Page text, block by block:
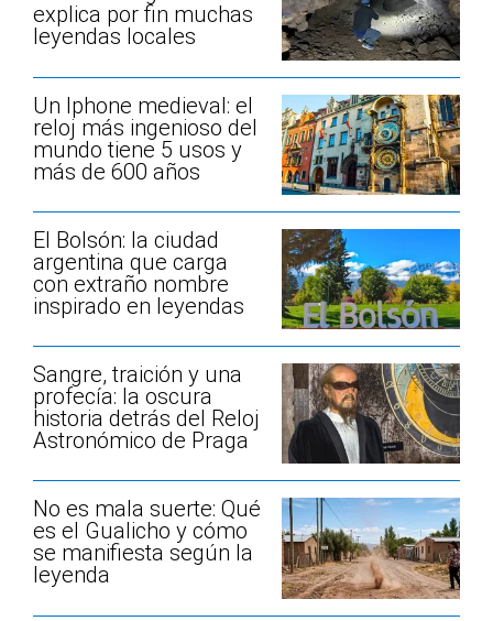
explica por fin muchas
leyendas locales
Un Iphone medieval: el
reloj más ingenioso del
mundo tiene 5 usos y
más de 600 años
El Bolsón: la ciudad
argentina que carga
con extraño nombre
inspirado en leyendas
Sangre, traición y una
profecía: la oscura
historia detrás del Reloj
Astronómico de Praga
No es mala suerte: Qué
es el Gualicho y cómo
se manifiesta según la
leyenda